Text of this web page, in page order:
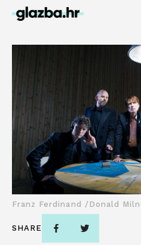
Franz Ferdinand /Donald
SHARE